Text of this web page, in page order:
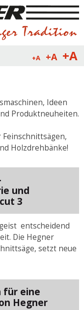
+A +A +A
Ideen
Produktneuheiten.
Holzdrehbänke!
und
3
entscheidend
Die Hegner
setzt neue
für eine
Hegner